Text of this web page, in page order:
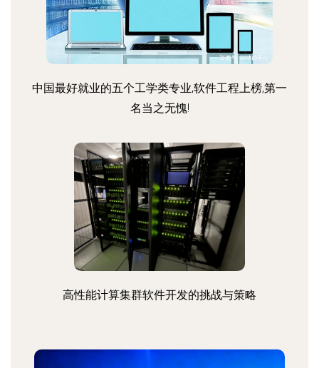
中国最好就业的五个工学类专业,软件工程上榜,第一
名当之无愧!
高性能计算集群软件开发的挑战与策略